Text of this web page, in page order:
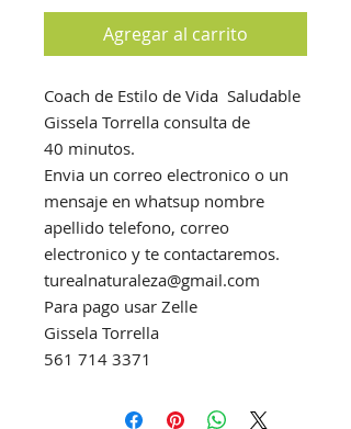
Agregar al carrito
Coach de Estilo de Vida Saludable
Gissela Torrella consulta de
40 minutos.
Envia un correo electronico o un
mensaje en whatsup nombre
apellido telefono, correo
electronico y te contactaremos.
turealnaturaleza@gmail.com
Para pago usar Zelle
Gissela Torrella
561 714 3371